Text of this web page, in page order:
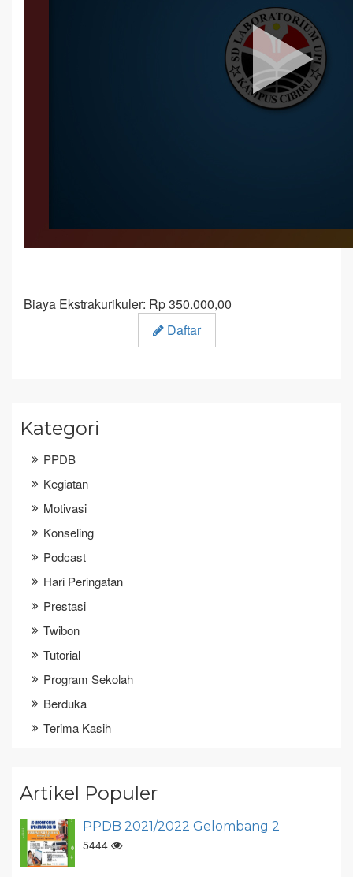
Biaya Ekstrakurikuler: Rp 350.000,00
Daftar
Kategori
PPDB
Kegiatan
Motivasi
Konseling
Podcast
Hari Peringatan
Prestasi
Twibon
Tutorial
Program Sekolah
Berduka
Terima Kasih
Artikel Populer
PPDB 2021/2022 Gelombang 2
5444